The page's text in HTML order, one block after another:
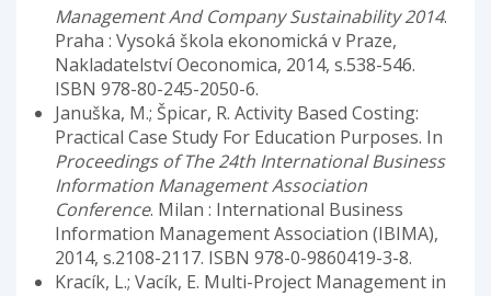
Management And Company Sustainability 2014.
Praha : Vysoká škola ekonomická v Praze,
Nakladatelství Oeconomica, 2014, s.538-546.
ISBN 978-80-245-2050-6.
Januška, M.; Špicar, R. Activity Based Costing:
Practical Case Study For Education Purposes. In
Proceedings of The 24th International Business
Information Management Association
Conference. Milan : International Business
Information Management Association (IBIMA),
2014, s.2108-2117. ISBN 978-0-9860419-3-8.
Kracík, L.; Vacík, E. Multi-Project Management in